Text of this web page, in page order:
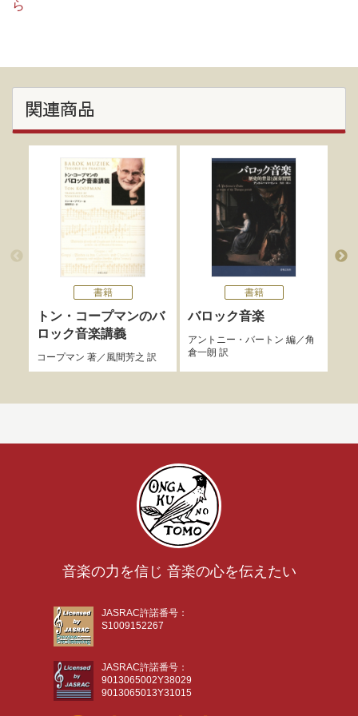
ら
関連商品
書籍
トン・コープマンのバ
ロック音楽講義
コープマン 著／ 風間芳之 訳
書籍
バロック音楽
アントニー・バートン 編／角
倉一朗 訳
音楽の力を信じ 音楽の心を伝えたい
JASRAC許諾番号：
S1009152267
JASRAC許諾番号：
9013065002Y38029
9013065013Y31015